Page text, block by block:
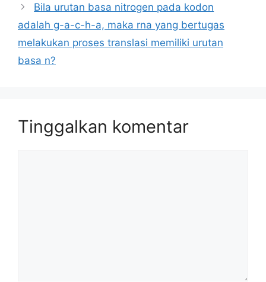
Bila urutan basa nitrogen pada kodon
adalah g-a-c-h-a, maka rna yang bertugas
melakukan proses translasi memiliki urutan
basa n?
Tinggalkan komentar